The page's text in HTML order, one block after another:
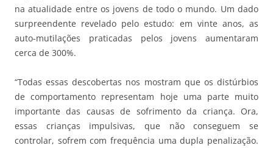
na atualidade entre os jovens de todo o mundo. Um dado
surpreendente revelado pelo estudo: em vinte anos, as
auto-mutilações praticadas pelos jovens aumentaram
cerca de 300%.
“Todas essas descobertas nos mostram que os distúrbios
de comportamento representam hoje uma parte muito
importante das causas de sofrimento da criança. Ora,
essas crianças impulsivas, que não conseguem se
controlar, sofrem com frequência uma dupla penalização.